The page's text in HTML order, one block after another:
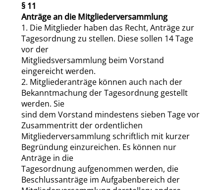
§ 11
Anträge an die Mitgliederversammlung
1. Die Mitglieder haben das Recht, Anträge zur
Tagesordnung zu stellen. Diese sollen 14 Tage
vor der
Mitgliedsversammlung beim Vorstand
eingereicht werden.
2. Mitgliederanträge können auch nach der
Bekanntmachung der Tagesordnung gestellt
werden. Sie
sind dem Vorstand mindestens sieben Tage vor
Zusammentritt der ordentlichen
Mitgliederversammlung schriftlich mit kurzer
Begründung einzureichen. Es können nur
Anträge in die
Tagesordnung aufgenommen werden, die
Beschlussanträge im Aufgabenbereich der